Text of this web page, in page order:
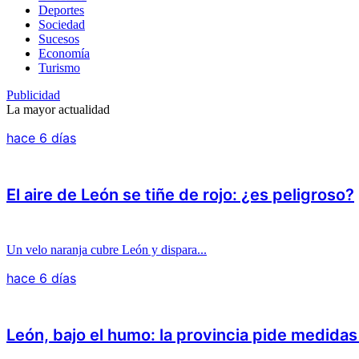
Deportes
Sociedad
Sucesos
Economía
Turismo
Publicidad
La mayor actualidad
hace 6 días
El aire de León se tiñe de rojo: ¿es peligroso?
Un velo naranja cubre León y dispara...
hace 6 días
León, bajo el humo: la provincia pide